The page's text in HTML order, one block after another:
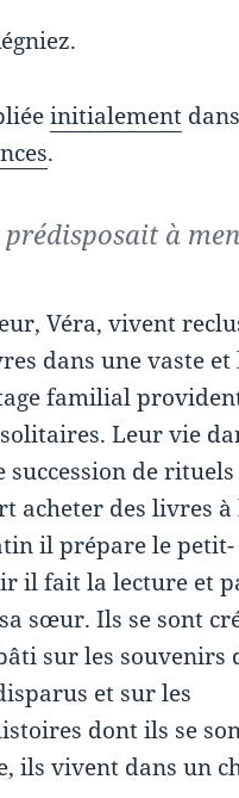
initialement
.
prédisposait à
Véra, vivent
dans une vaste et
familial
Leur vie
succession de
acheter des livres à
il prépare le petit-
il fait la lecture et
sœur. Ils se sont
sur les souvenirs
et sur les
dont ils se
ils vivent dans un